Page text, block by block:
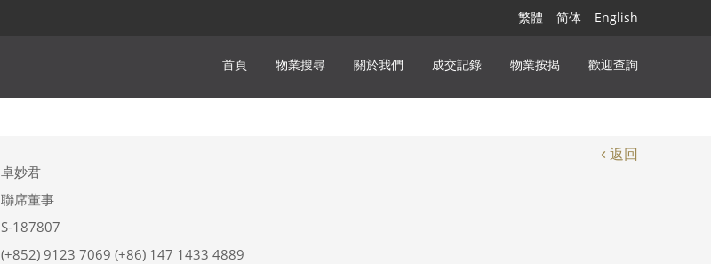
繁體 简体 English
首頁 物業搜尋 關於我們 成交記錄 物業按揭 歡迎查詢
‹ 返回
卓妙君
聯席董事
S-187807
(+852) 9123 7069 (+86) 147 1433 4889